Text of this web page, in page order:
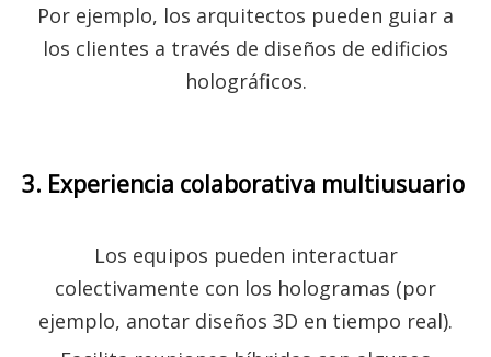
Por ejemplo, los arquitectos pueden guiar a
los clientes a través de diseños de edificios
holográficos.
3. Experiencia colaborativa multiusuario
Los equipos pueden interactuar
colectivamente con los hologramas (por
ejemplo, anotar diseños 3D en tiempo real).